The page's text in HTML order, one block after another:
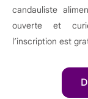
candauliste
ouverte et
l’inscription est